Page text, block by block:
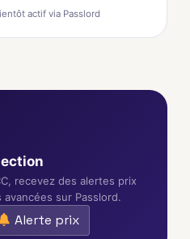
actif via Passlord
recevez des alertes prix
sur Passlord.
Alerte prix